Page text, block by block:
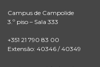
Campus de Campolide
3.º piso – Sala 333
+351 21 790 83 00
Extensão: 40346 / 40349